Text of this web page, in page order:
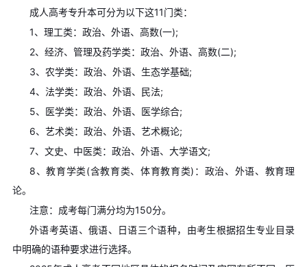
成人高考专升本可分为以下这11门类：
1、理工类：政治、外语、高数(一);
2、经济、管理及药学类：政治、外语、高数(二);
3、农学类：政治、外语、生态学基础;
4、法学类：政治、外语、民法;
5、医学类：政治、外语、医学综合;
6、艺术类：政治、外语、艺术概论;
7、文史、中医类：政治、外语、大学语文;
8、教育学类(含教育类、体育教育类)：政治、外语、教育理
论。
注意：成考每门满分均为150分。
外语考英语、俄语、日语三个语种，由考生根据招生专业目录
中明确的语种要求进行选择。